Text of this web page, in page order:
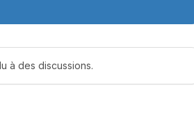
à des discussions.